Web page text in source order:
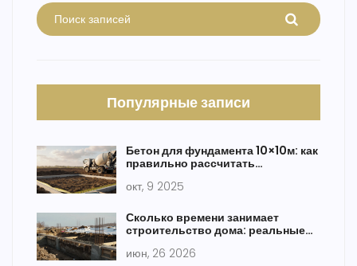
Популярные записи
Бетон для фундамента 10×10м: как
правильно рассчитать
окт, 9 2025
Сколько времени занимает
строительство дома: реальные
июн, 26 2026